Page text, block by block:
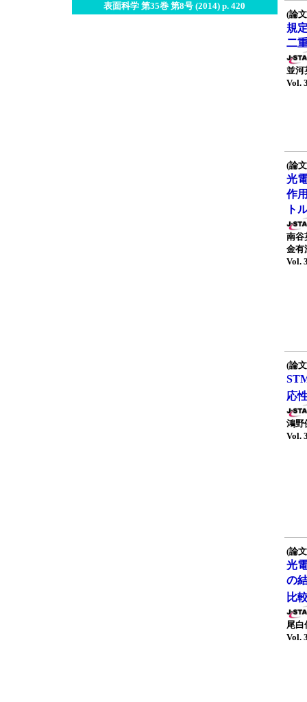
表面科学 第35巻 第8号 (2014) p. 420
(論
規
二
並河
Vol.
(論
光
作
ト
南谷
金有
Vol.
(論
応
鴻野
Vol.
(論
光
の
比
尾白
Vol.